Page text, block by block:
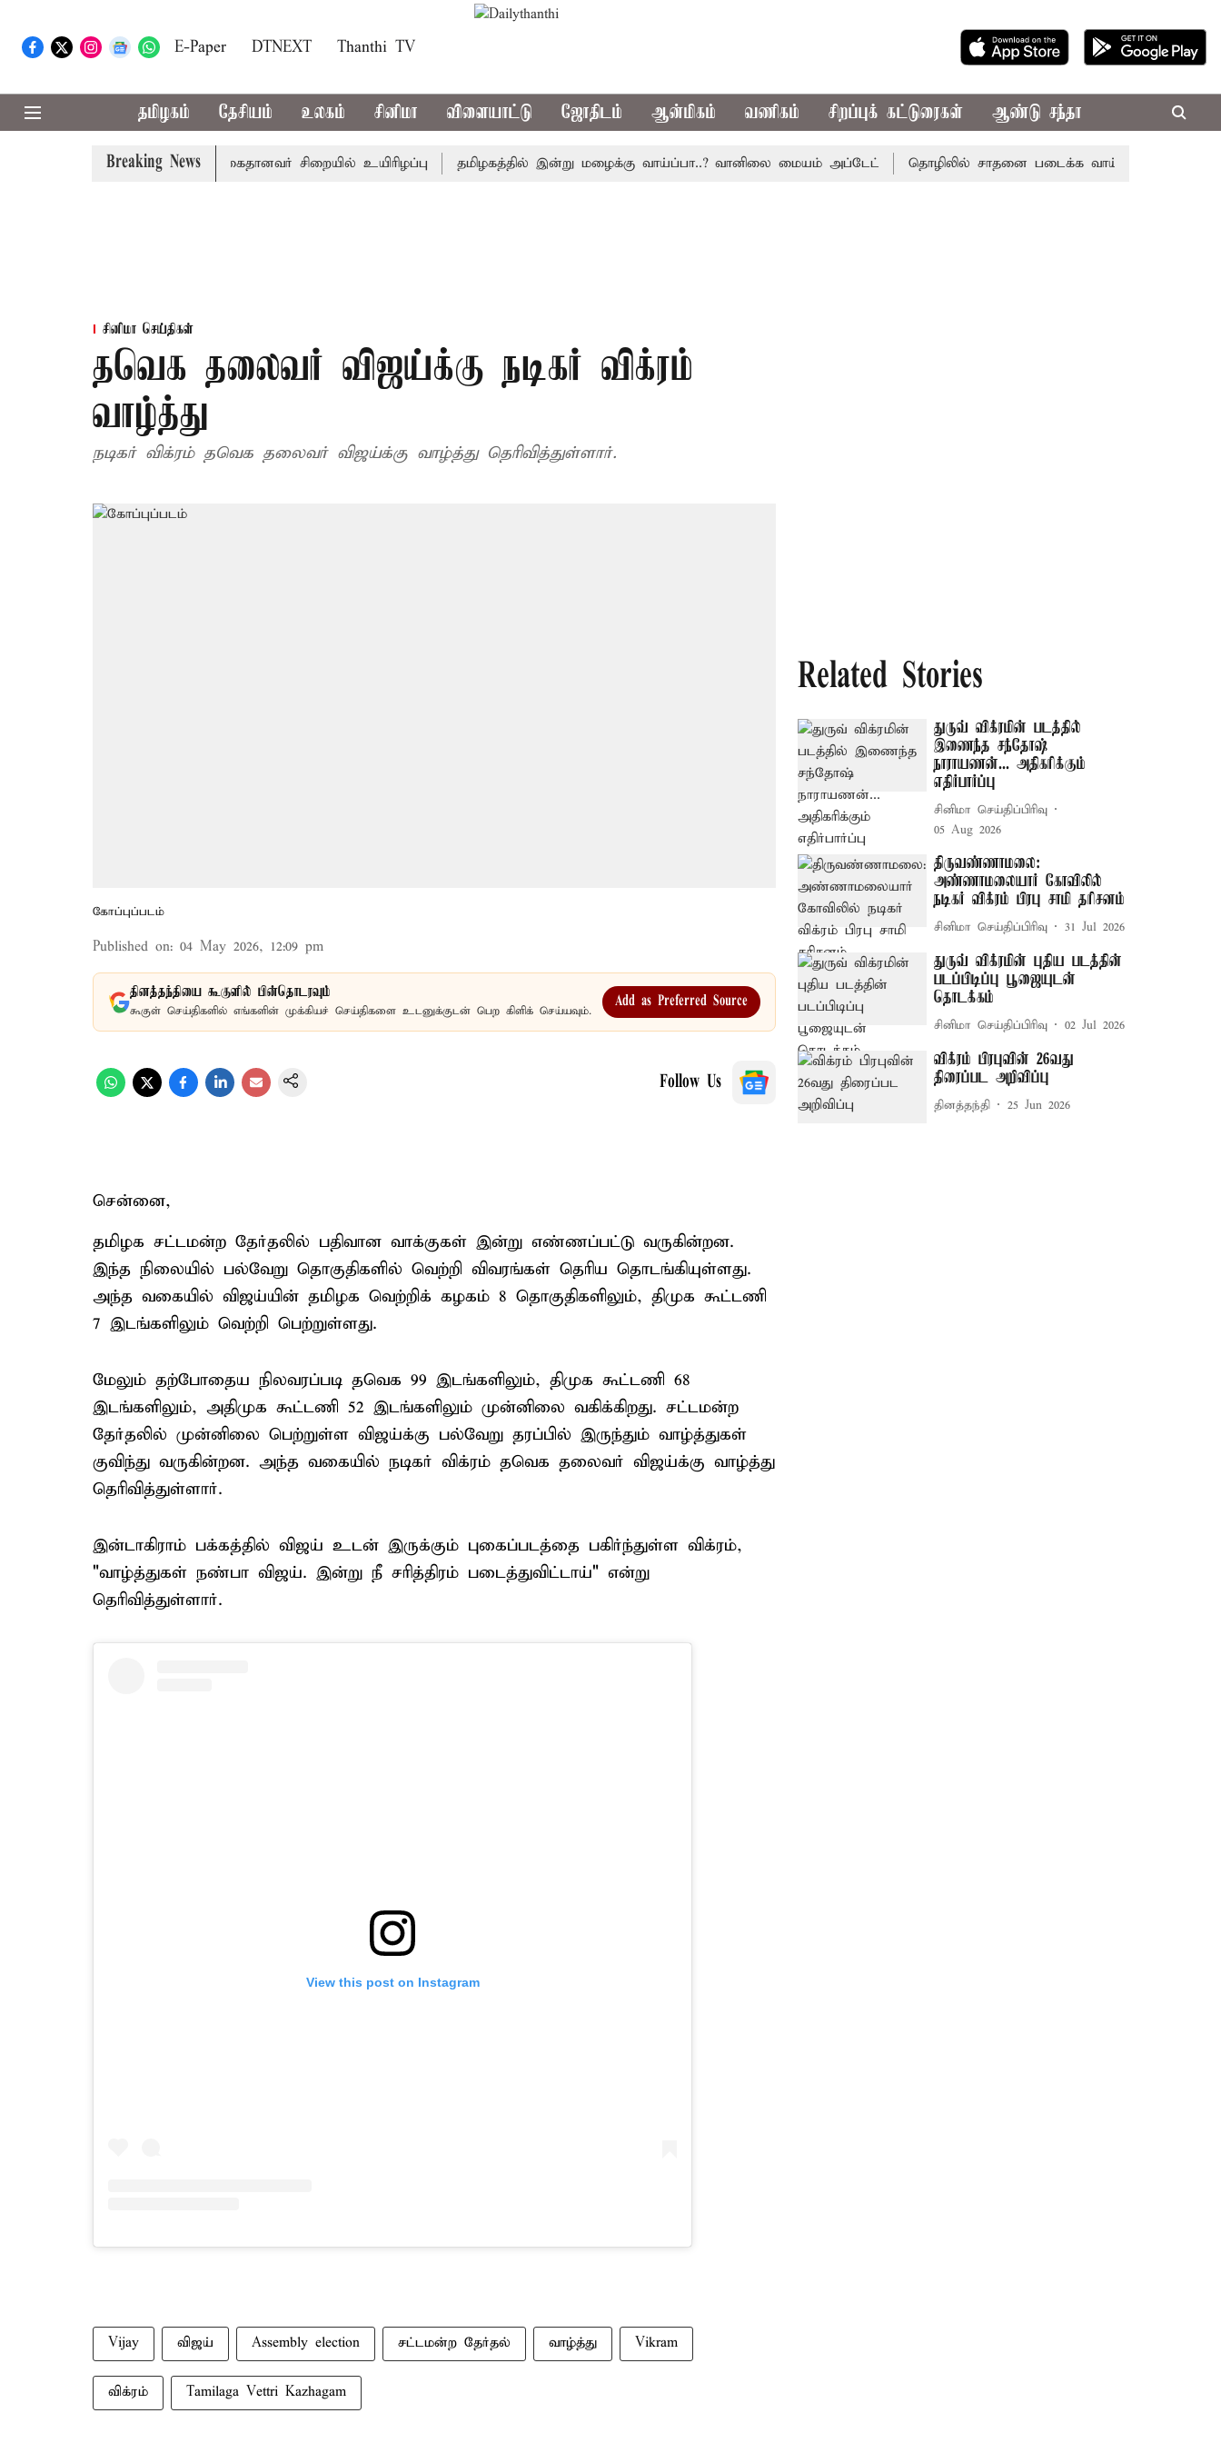
E-Paper DTNEXT Thanthi TV
தமிழகம் தேசியம் உலகம் சினிமா விளையாட்டு ஜோதிடம் ஆன்மிகம் வணிகம் சிறப்புக் கட்டுரைகள் ஆண்டு சந்தா
Breaking News
பழனி கோவில் நில மோசடி: கைதானவர் சிறையில் உயிரிழப்பு தமிழகத்தில் இன்று மழைக்கு வாய்ப்பா..? வானிலை மையம் அப்டேட் தொழிலில் சாதனை படைக்க வாய்ப்பு... இன்றைய
சினிமா செய்திகள்
தவெக தலைவர் விஜய்க்கு நடிகர் விக்ரம்
வாழ்த்து
நடிகர் விக்ரம் தவெக தலைவர் விஜய்க்கு வாழ்த்து தெரிவித்துள்ளார்.
கோப்புப்படம்
Published on: 04 May 2026, 12:09 pm
தினத்தந்தியை கூகுளில் பின்தொடரவும்
கூகுள் செய்திகளில் எங்களின் முக்கியச் செய்திகளை உடனுக்குடன் பெற கிளிக் செய்யவும்.
Add as Preferred Source
Follow Us
சென்னை,
தமிழக சட்டமன்ற தேர்தலில் பதிவான வாக்குகள் இன்று எண்ணப்பட்டு வருகின்றன.
இந்த நிலையில் பல்வேறு தொகுதிகளில் வெற்றி விவரங்கள் தெரிய தொடங்கியுள்ளது.
அந்த வகையில் விஜய்யின் தமிழக வெற்றிக் கழகம் 8 தொகுதிகளிலும், திமுக கூட்டணி
7 இடங்களிலும் வெற்றி பெற்றுள்ளது.
மேலும் தற்போதைய நிலவரப்படி தவெக 99 இடங்களிலும், திமுக கூட்டணி 68
இடங்களிலும், அதிமுக கூட்டணி 52 இடங்களிலும் முன்னிலை வகிக்கிறது. சட்டமன்ற
தேர்தலில் முன்னிலை பெற்றுள்ள விஜய்க்கு பல்வேறு தரப்பில் இருந்தும் வாழ்த்துகள்
குவிந்து வருகின்றன. அந்த வகையில் நடிகர் விக்ரம் தவெக தலைவர் விஜய்க்கு வாழ்த்து
தெரிவித்துள்ளார்.
இன்டாகிராம் பக்கத்தில் விஜய் உடன் இருக்கும் புகைப்படத்தை பகிர்ந்துள்ள விக்ரம்,
"வாழ்த்துகள் நண்பா விஜய். இன்று நீ சரித்திரம் படைத்துவிட்டாய்" என்று
தெரிவித்துள்ளார்.
View this post on Instagram
Vijay விஜய் Assembly election சட்டமன்ற தேர்தல் வாழ்த்து Vikram
விக்ரம் Tamilaga Vettri Kazhagam
Related Stories
துருவ் விக்ரமின் படத்தில்
இணைந்த சந்தோஷ்
நாராயணன்... அதிகரிக்கும்
எதிர்பார்ப்பு
சினிமா செய்திப்பிரிவு
05 Aug 2026
திருவண்ணாமலை:
அண்ணாமலையார் கோவிலில்
நடிகர் விக்ரம் பிரபு சாமி தரிசனம்
சினிமா செய்திப்பிரிவு 31 Jul 2026
துருவ் விக்ரமின் புதிய படத்தின்
படப்பிடிப்பு பூஜையுடன்
தொடக்கம்
சினிமா செய்திப்பிரிவு 02 Jul 2026
விக்ரம் பிரபுவின் 26வது
திரைப்பட அறிவிப்பு
தினத்தந்தி 25 Jun 2026